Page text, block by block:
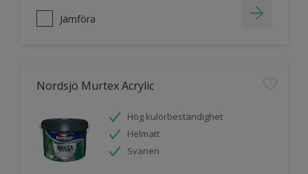
Jämföra
Nordsjö Murtex Acrylic
Hög kulörbeständighet
Helmatt
Svanen